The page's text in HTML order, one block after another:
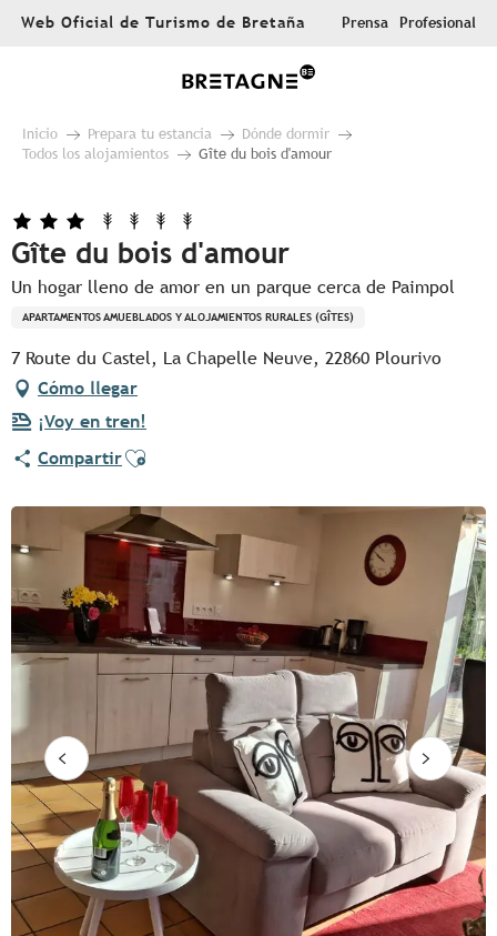
AllerWeb Oficial de Turismo de Bretaña Prensa Profesional
Inicio Prepara tu estancia
Dónde dormir
Todos los alojamientos
Gîte du bois d'amour
Gîte du bois d'amour
Un hogar lleno de amor en un parque cerca de Paimpol
APARTAMENTOS AMUEBLADOS Y ALOJAMIENTOS RURALES (GÎTES)
7 Route du Castel, La Chapelle Neuve, 22860 Plourivo
Cómo llegar
¡Voy en tren!
CompartirAjouter aux favoris